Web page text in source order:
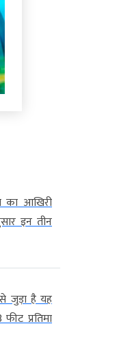
का आखिरी
इन तीन
जुड़ा है यह
प्रतिमा